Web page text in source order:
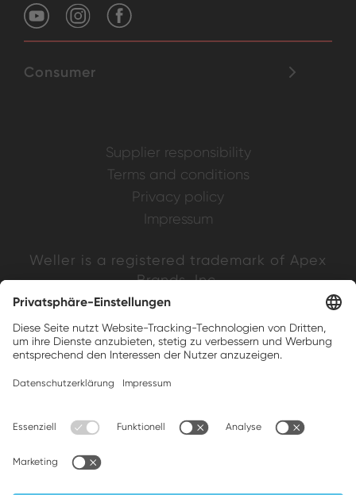
Consumer
Supplier responsibility
Terms and conditions
Privacy policy
Impressum
Weller is a registered trademark of Apex
Brands, Inc.